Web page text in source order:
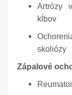
Artrózy
kĺbov
skoliózy
Zápalové